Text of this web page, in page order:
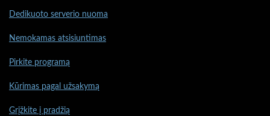
Dedikuoto serverio nuoma
Nemokamas atsisiuntimas
Pirkite programą
Kūrimas pagal užsakymą
Grįžkite į pradžią